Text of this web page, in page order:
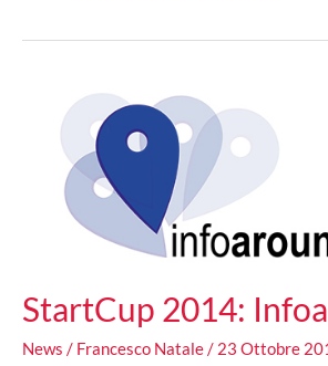
StartCup 2014:
News / Francesco Natale/ 23 Ottobre